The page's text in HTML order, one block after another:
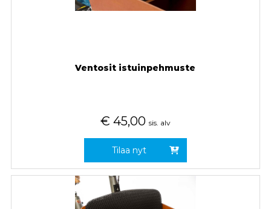
Ventosit istuinpehmuste
€ 45,00 sis. alv
Tilaa nyt